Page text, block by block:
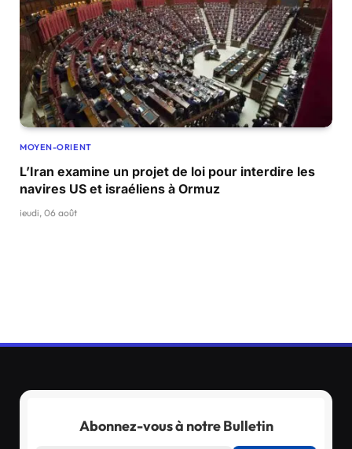
MOYEN-ORIENT
L’Iran examine un projet de loi pour interdire les
navires US et israéliens à Ormuz
jeudi, 06 août
Abonnez-vous à notre Bulletin